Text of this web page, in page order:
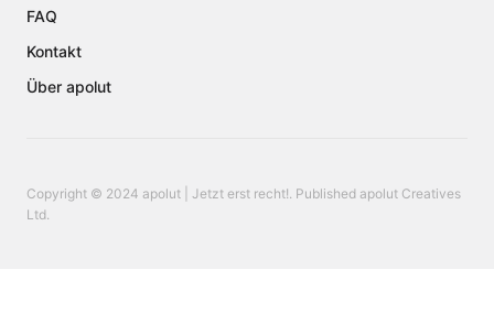
FAQ
Kontakt
Über apolut
Copyright © 2024 apolut | Jetzt erst recht!. Published apolut Creatives
Ltd.